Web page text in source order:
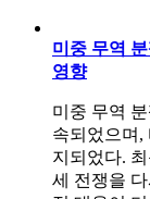
미중 무역
영향
미중 무역
속되었으며,
지되었다.
세 전쟁을